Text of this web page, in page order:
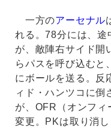
一方のアーセナル
れる。78分には、途
が、敵陣右サイド開
らパスを呼び込むと
にボールを送る。反
ィド・ハンツコに倒
が、OFR（オンフィ
変更。PKは取り消し